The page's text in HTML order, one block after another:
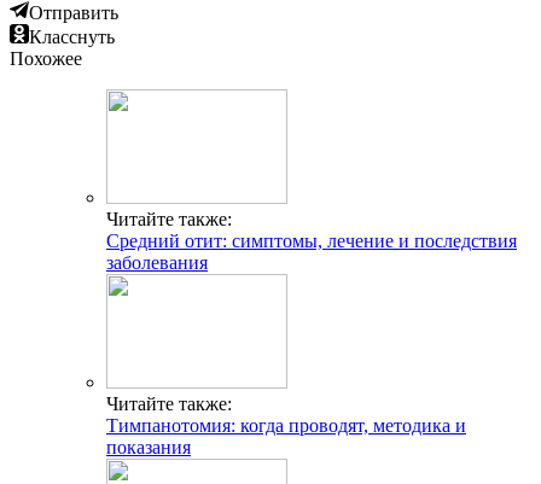
Отправить
Класснуть
Похожее
Читайте также:
Средний отит: симптомы, лечение и последствия
заболевания
Читайте также:
Тимпанотомия: когда проводят, методика и
показания